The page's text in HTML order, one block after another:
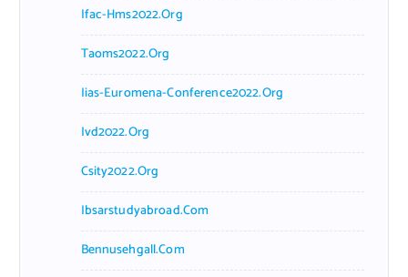
Ifac-Hms2022.org
Taoms2022.org
Iias-Euromena-Conference2022.org
Ivd2022.org
Csity2022.org
Ibsarstudyabroad.com
Bennusehgall.com